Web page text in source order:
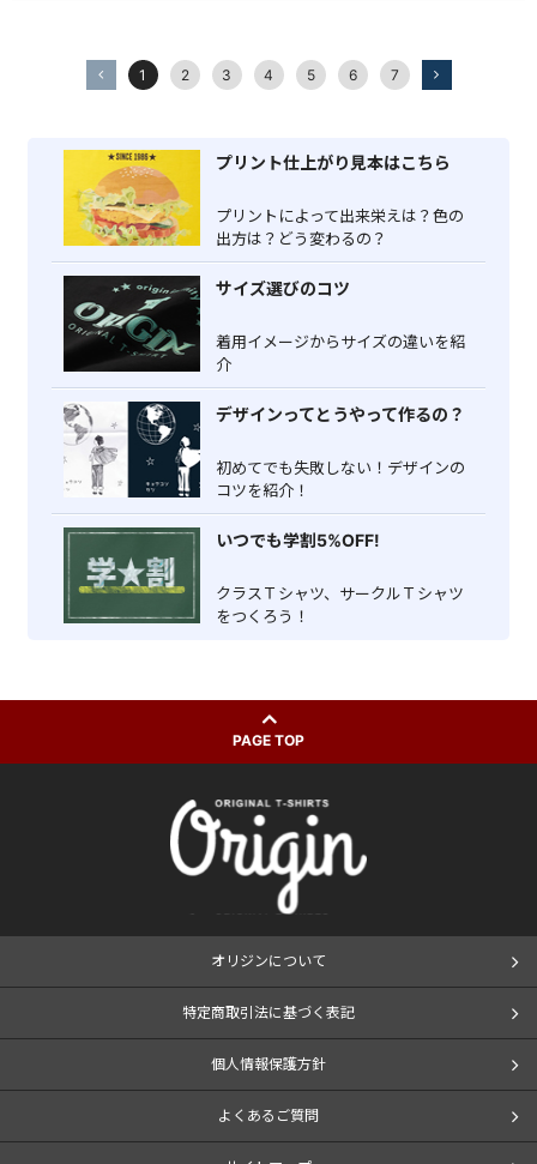
1 2 3 4 5 6 7
プリント仕上がり見本はこちら
プリントによって出来栄えは？色の
出方は？どう変わるの？
サイズ選びのコツ
着用イメージからサイズの違いを紹
介
デザインってとうやって作るの？
初めてでも失敗しない！デザインの
コツを紹介！
いつでも学割5%OFF!
クラスＴシャツ、サークルＴシャツ
をつくろう！
PAGE TOP
オリジンについて
特定商取引法に基づく表記
個人情報保護方針
よくあるご質問